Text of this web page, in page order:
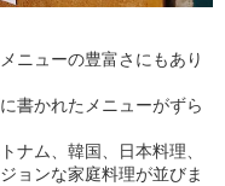
ニューの豊富さにもあり
書かれたメニューがずら
ナム、韓国、日本料理、
ョンな家庭料理が並びま